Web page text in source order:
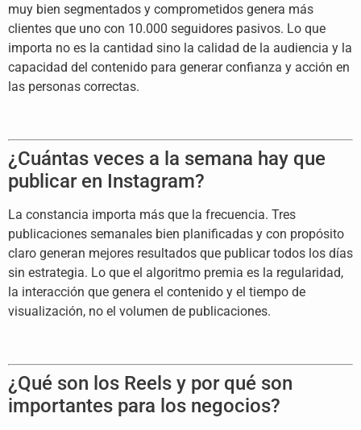
muy bien segmentados y comprometidos genera más
clientes que uno con 10.000 seguidores pasivos. Lo que
importa no es la cantidad sino la calidad de la audiencia y la
capacidad del contenido para generar confianza y acción en
las personas correctas.
¿Cuántas veces a la semana hay que
publicar en Instagram?
La constancia importa más que la frecuencia. Tres
publicaciones semanales bien planificadas y con propósito
claro generan mejores resultados que publicar todos los días
sin estrategia. Lo que el algoritmo premia es la regularidad,
la interacción que genera el contenido y el tiempo de
visualización, no el volumen de publicaciones.
¿Qué son los Reels y por qué son
importantes para los negocios?